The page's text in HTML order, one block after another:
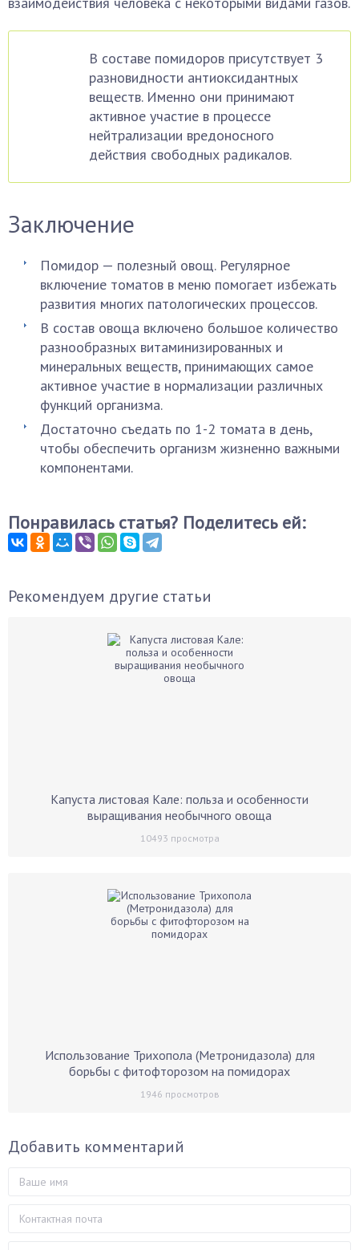
В составе помидоров присутствует 3
разновидности антиоксидантных
веществ. Именно они принимают
активное участие в процессе
нейтрализации вредоносного
действия свободных радикалов.
Заключение
Помидор — полезный овощ. Регулярное
включение томатов в меню помогает избежать
развития многих патологических процессов.
В состав овоща включено большое количество
разнообразных витаминизированных и
минеральных веществ, принимающих самое
активное участие в нормализации различных
функций организма.
Достаточно съедать по 1-2 томата в день,
чтобы обеспечить организм жизненно важными
компонентами.
Понравилась статья? Поделитесь ей:
Рекомендуем другие статьи
Капуста листовая Кале: польза и особенности
выращивания необычного овоща
10493 просмотра
Использование Трихопола (Метронидазола) для
борьбы с фитофторозом на помидорах
1946 просмотров
Добавить комментарий